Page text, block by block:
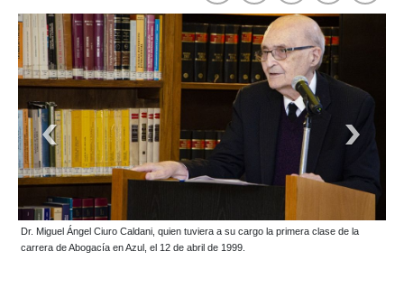
Dr. Miguel Ángel Ciuro Caldani, quien tuviera a su cargo la primera clase de la
carrera de Abogacía en Azul, el 12 de abril de 1999.